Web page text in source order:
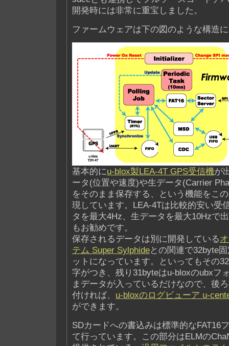
開発時には非常に重宝しました。
ファームウェアは下の図のような構造
基本的にu-blox製LEA-4T GPS受信機が
ータ(位置や速度)や生データ(Carrier
をそのまま保存する、という機能をこ
現しています。LEA-4Tは比較的安い受
タを最大4Hz、生データを最大10Hzで
もお勧めです。
保存されるデータは別に開発している
テム Super Sylphideとの関連で32byte
ットになっています。といってもその
字がつき、残り31byteはu-bloxのubxフ
まデータが入っているだけなので、後
付ければ、 u-bloxのログビューア u-
ができます。
SDカードへの書込みは標準的なFAT16
て行っています。この部分はELMの